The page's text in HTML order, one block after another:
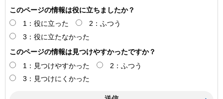
このページの情報は役に立ちましたか？
1：役に立った
2：ふつう
3：役に立たなかった
このページの情報は見つけやすかったですか？
1：見つけやすかった
2：ふつう
3：見つけにくかった